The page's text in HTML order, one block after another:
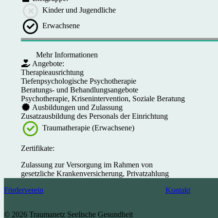
Kinder und Jugendliche
Erwachsene
Mehr Informationen
Angebote:
Therapieausrichtung
Tiefenpsychologische Psychotherapie
Beratungs- und Behandlungsangebote
Psychotherapie, Krisenintervention, Soziale Beratung
Ausbildungen und Zulassung
Zusatzausbildung des Personals der Einrichtung
Traumatherapie (Erwachsene)
Zertifikate:
Zulassung zur Versorgung im Rahmen von
gesetzliche Krankenversicherung, Privatzahlung
Förderverein
Kontakt
© 2026 Traumanetz Seelische Gesundheit